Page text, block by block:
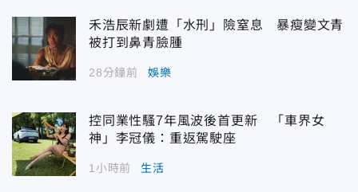
禾浩辰新劇遭「水刑」險窒息 暴瘦變文青
被打到鼻青臉腫
28分鐘前 娛樂
控同業性騷7年風波後首更新 「車界女
神」李冠儀：重返駕駛座
1小時前 生活